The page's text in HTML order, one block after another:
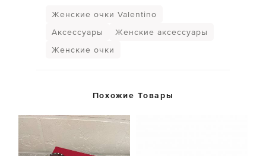
Женские очки Valentino
Аксессуары
Женские аксессуары
Женские очки
Похожие Товары